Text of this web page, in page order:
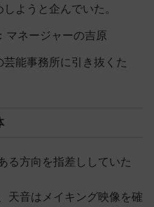
ようと企んでいた。
マネージャーの吉原
芸能事務所に引き抜くた
る方向を指差ししていた
天音はメイキング映像を確